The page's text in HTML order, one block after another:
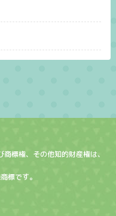
標権、その他知的財産権は、
標です。